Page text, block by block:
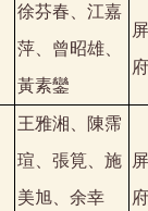
徐芬春、江嘉
萍、曾昭雄、
黃素鑾
王雅湘、陳霈
瑄、張筧、施
美旭、余幸
府